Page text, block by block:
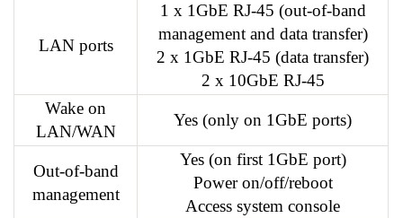
LAN ports
1 x 1GbE RJ-45 (out-of-band
management and data transfer)
2 x 1GbE RJ-45 (data transfer)
2 x 10GbE RJ-45
Wake on
LAN/WAN
Yes (only on 1GbE ports)
Out-of-band
management
Yes (on first 1GbE port)
Power on/off/reboot
Access system console